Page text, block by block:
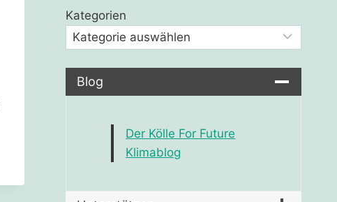
Kategorien
Blog
Der Kölle For Future
Klimablog